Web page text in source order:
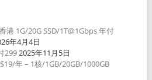
港 1G/20G SSD/1T@1Gbps 年付
年4月4日
2992025年11月5日
年 – 1核/1GB/20GB/1000GB